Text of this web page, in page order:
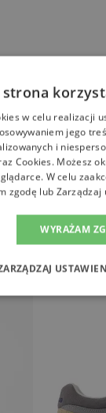
strona
w celu realizacji
jego
i
Cookies. Możesz
W celu
zgodę lub
WYRAŻAM